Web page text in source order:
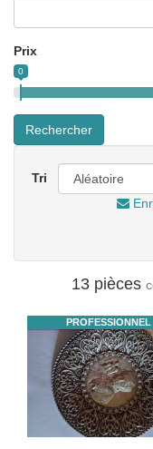
Prix
0
Rechercher
Tri
13 pièces
PROFESSIONNEL